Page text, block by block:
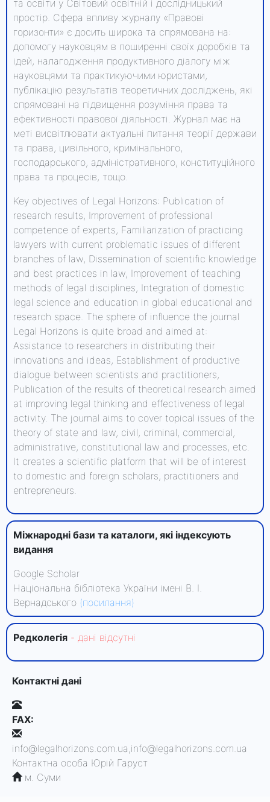
та освіти у Світовий освітній і дослідницький
простір. Сфера впливу журналу «Правові
горизонти» є досить широка та спрямована на:
допомогу науковцям в поширенні своїх доробків та
ідей, налагодження продуктивного діалогу між
науковцями та практикуючими юристами,
публікацію результатів теоретичних досліджень, які
спрямовані на підвищення розуміння права та
ефективності правової діяльності. Журнал має на
меті висвітлювати актуальні питання теорії держави
та права, цивільного, кримінального,
господарського, адміністративного, конституційного
права та процесів, тощо.
Key objectives of Legal Horizons: Publication of
research results, Improvement of professional
competence of experts, Familiarization of practicing
lawyers with current problematic issues of different
branches of law, Dissemination of scientific knowledge
and best practices in law, Improvement of teaching
methods of legal disciplines, Integration of domestic
legal science and education in global educational and
research space. The sphere of influence the journal
Legal Horizons is quite broad and aimed at:
Assistance to researchers in distributing their
innovations and ideas, Establishment of productive
dialogue between scientists and practitioners,
Publication of the results of theoretical research aimed
at improving legal thinking and effectiveness of legal
activity. The journal aims to cover topical issues of the
theory of state and law, civil, criminal, commercial,
administrative, constitutional law and processes, etc.
It creates a scientific platform that will be of interest
to domestic and foreign scholars, practitioners and
entrepreneurs.
Міжнародні бази та каталоги, які індексують
видання
Google Scholar
Національна бібліотека України імені В. І.
Вернадського (посилання)
Редколегiя - данi вiдсутнi
Контактні дані
FAX:
info@legalhorizons.com.ua,info@legalhorizons.com.ua
Контактна особа Юрій Гаруст
м. Суми